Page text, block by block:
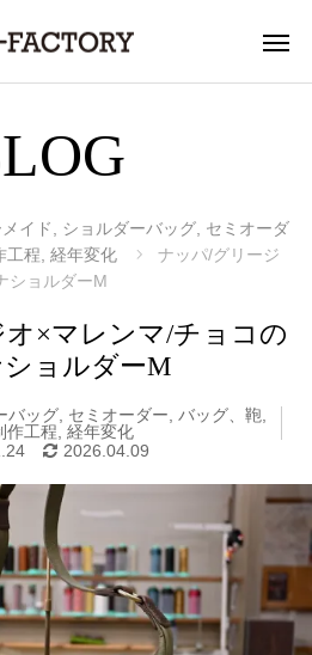
イド ショルダーバッグ セミオーダ
工程 経年変化
ナッパ/グリージ
ショルダーM
×マレンマ/チョコの
ョルダーM
バッグ, セミオーダー バッグ、鞄
作工程 経年変化
2026.04.09